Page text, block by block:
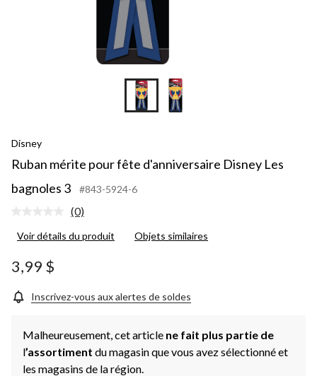
Disney
Ruban mérite pour fête d'anniversaire Disney Les
bagnoles 3
#843-5924-6
Aucune
pour
la
même
(0)
Voir détails du produit Objets similaires
3,99 $
Inscrivez-vous aux alertes de soldes
Malheureusement, cet article ne fait plus partie de
l’assortiment du magasin que vous avez sélectionné et
les magasins de la région.